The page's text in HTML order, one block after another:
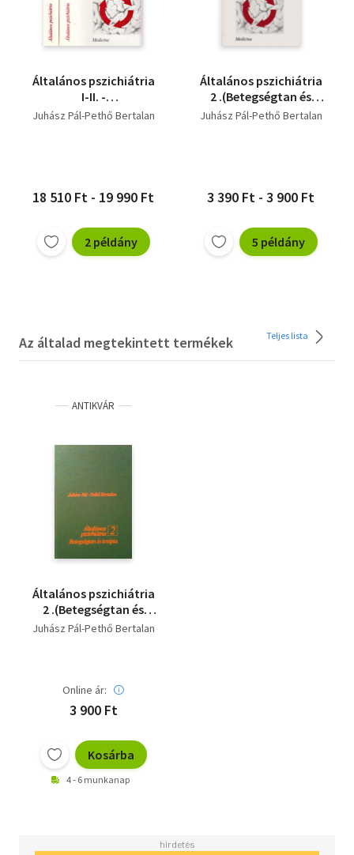
Általános pszichiátria
I-II. -
Pszichopatológia,
Juhász Pál-Pethő Bertalan
18 510 Ft - 19 990 Ft
2 példány
Általános pszichiátria
2 .(Betegségtan és
terápia)
Juhász Pál-Pethő Bertalan
3 390 Ft - 3 900 Ft
5 példány
Az általad megtekintett termékek Teljes lista
ANTIKVÁR
Általános pszichiátria
2 .(Betegségtan és
terápia)
Juhász Pál-Pethő Bertalan
Online ár:
3 900 Ft
Kosárba
4 - 6 munkanap